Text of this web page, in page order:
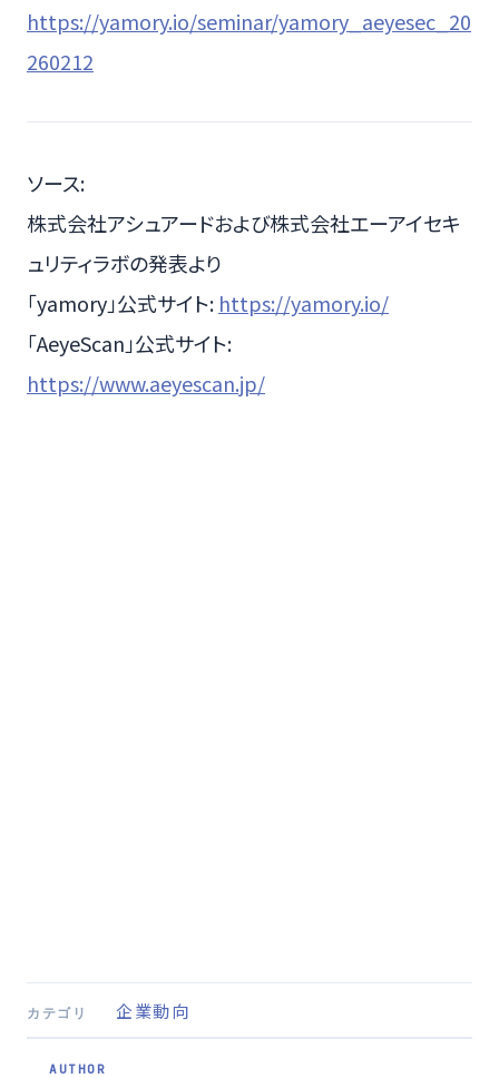
https://yamory.io/seminar/yamory_aeyesec_20
260212
ソース:
株式会社アシュアードおよび株式会社エーアイセキ
ュリティラボの発表より
「yamory」公式サイト: https://yamory.io/
「AeyeScan」公式サイト:
https://www.aeyescan.jp/
カテゴリ 企業動向